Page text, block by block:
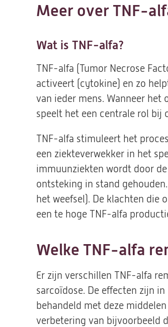
Meer over TNF-
Wat is TNF-alfa?
TNF-alfa (Tumor Necrose
activeert (cytokine) en zo
van ieder mens. Wanneer
speelt het een centrale rol bij
TNF-alfa stimuleert het
een ziekteverwekker in het
immuunziekten wordt door
ontsteking in stand
het weefsel). De klachten die
een te hoge TNF-alfa
Welke TNF-alfa
Er zijn verschillen TNF-alfa
sarcoïdose. De effecten zijn
behandeld met deze
verbetering van bijvoorbeeld